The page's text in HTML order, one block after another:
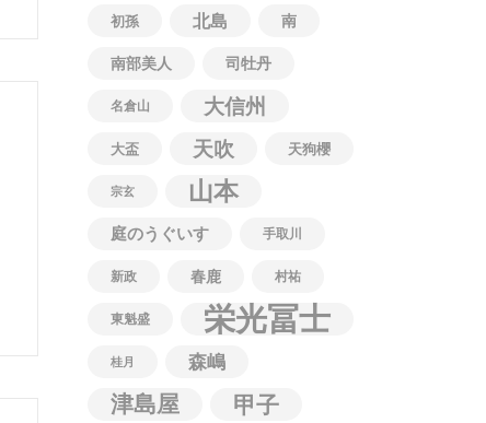
初孫 北島 南
南部美人 司牡丹
名倉山 大信州
大盃 天吹 天狗櫻
宗玄 山本
庭のうぐいす 手取川
新政 春鹿 村祐
東魁盛 栄光冨士
桂月 森嶋
津島屋 甲子